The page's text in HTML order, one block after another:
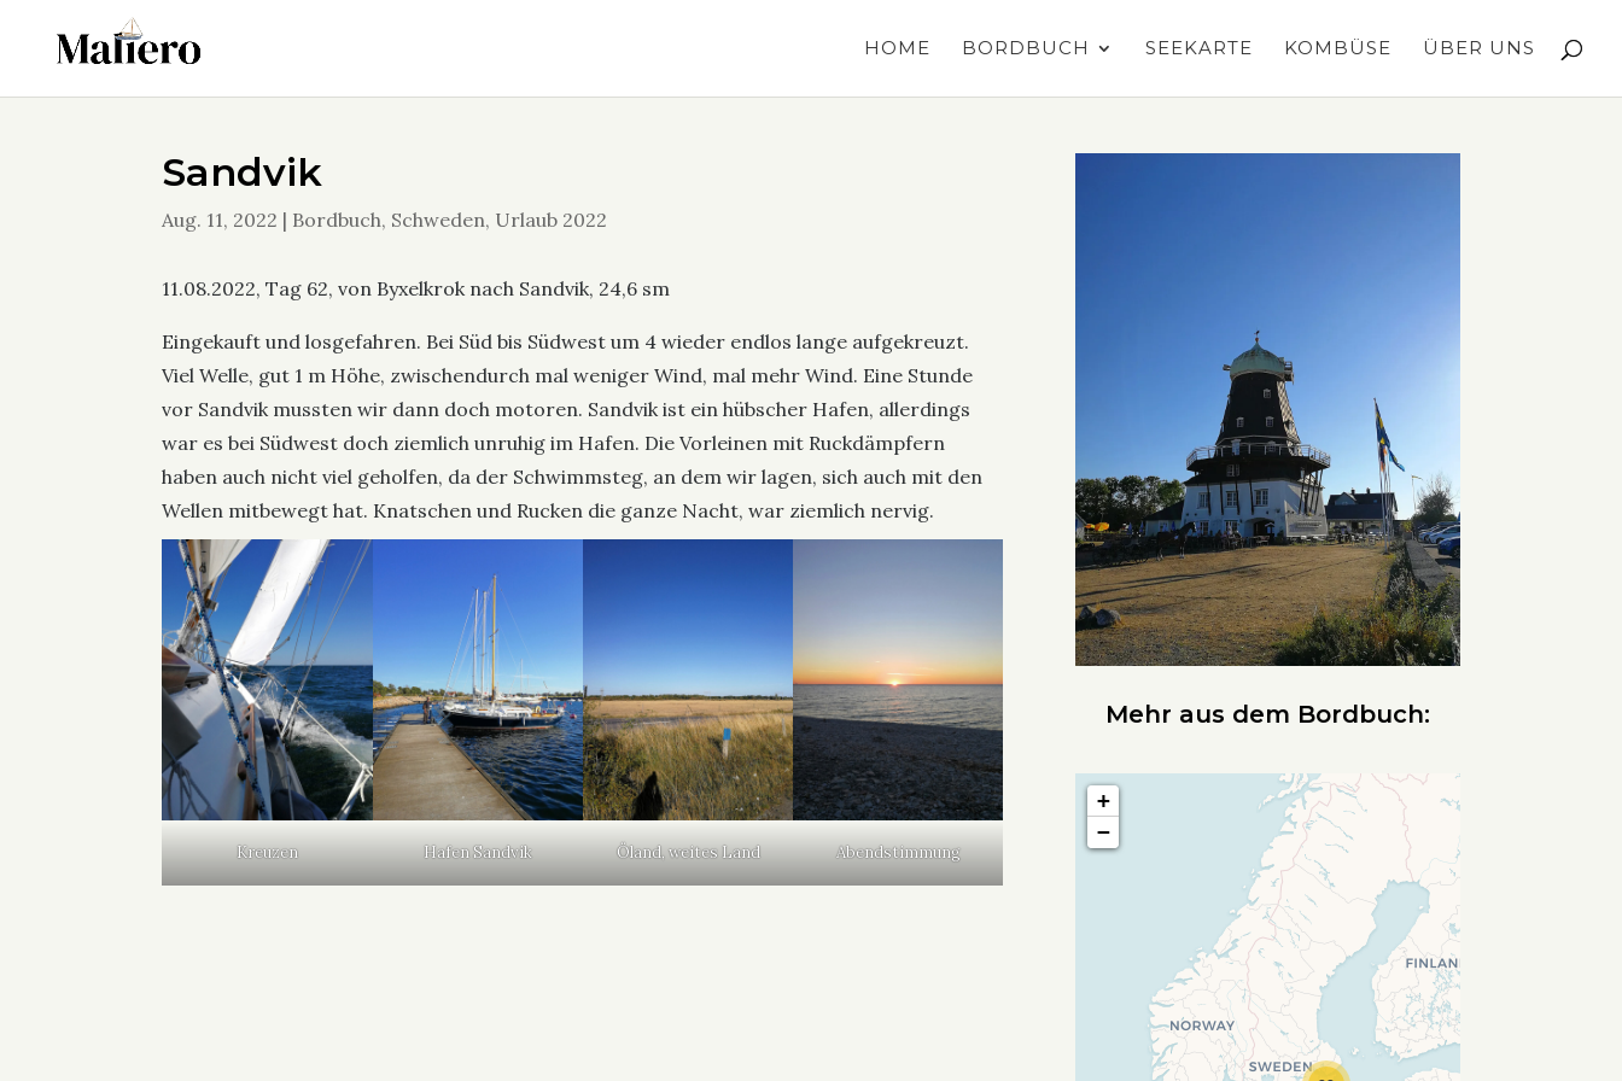
HOME BORDBUCH SEEKARTE KOMBÜSE ÜBER UNS
Sandvik
Aug. 11, 2022 | Bordbuch, Schweden, Urlaub 2022
11.08.2022, Tag 62, von Byxelkrok nach Sandvik, 24,6 sm
Eingekauft und losgefahren. Bei Süd bis Südwest um 4 wieder endlos lange aufgekreuzt.
Viel Welle, gut 1 m Höhe, zwischendurch mal weniger Wind, mal mehr Wind. Eine Stunde
vor Sandvik mussten wir dann doch motoren. Sandvik ist ein hübscher Hafen, allerdings
war es bei Südwest doch ziemlich unruhig im Hafen. Die Vorleinen mit Ruckdämpfern
haben auch nicht viel geholfen, da der Schwimmsteg, an dem wir lagen, sich auch mit den
Wellen mitbewegt hat. Knatschen und Rucken die ganze Nacht, war ziemlich nervig.
Kreuzen Hafen Sandvik Öland, weites Land Abendstimmung
Mehr aus dem Bordbuch:
+
−